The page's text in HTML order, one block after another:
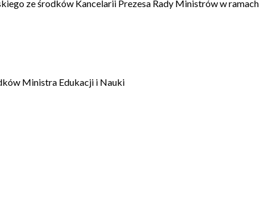
ze środków Kancelarii Prezesa Rady Ministrów w ramach
Ministra Edukacji i Nauki